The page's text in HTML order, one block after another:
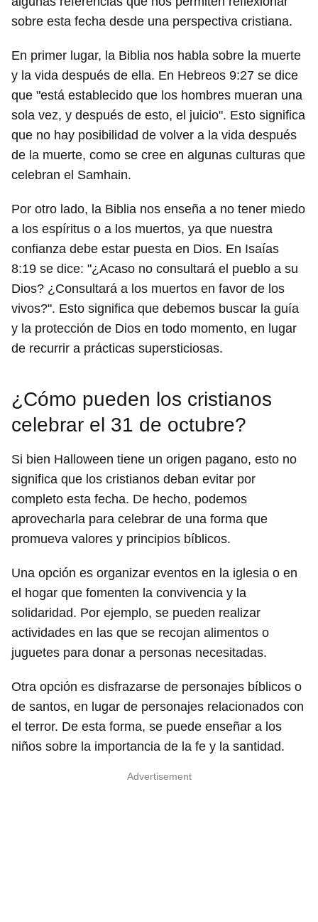
sobre esta fecha desde una perspectiva cristiana.
En primer lugar, la Biblia nos habla sobre la muerte
y la vida después de ella. En Hebreos 9:27 se dice
que "está establecido que los hombres mueran una
sola vez, y después de esto, el juicio". Esto significa
que no hay posibilidad de volver a la vida después
de la muerte, como se cree en algunas culturas que
celebran el Samhain.
Por otro lado, la Biblia nos enseña a no tener miedo
a los espíritus o a los muertos, ya que nuestra
confianza debe estar puesta en Dios. En Isaías
8:19 se dice: "¿Acaso no consultará el pueblo a su
Dios? ¿Consultará a los muertos en favor de los
vivos?". Esto significa que debemos buscar la guía
y la protección de Dios en todo momento, en lugar
de recurrir a prácticas supersticiosas.
¿Cómo pueden los cristianos
celebrar el 31 de octubre?
Si bien Halloween tiene un origen pagano, esto no
significa que los cristianos deban evitar por
completo esta fecha. De hecho, podemos
aprovecharla para celebrar de una forma que
promueva valores y principios bíblicos.
Una opción es organizar eventos en la iglesia o en
el hogar que fomenten la convivencia y la
solidaridad. Por ejemplo, se pueden realizar
actividades en las que se recojan alimentos o
juguetes para donar a personas necesitadas.
Otra opción es disfrazarse de personajes bíblicos o
de santos, en lugar de personajes relacionados con
el terror. De esta forma, se puede enseñar a los
niños sobre la importancia de la fe y la santidad.
Advertisement